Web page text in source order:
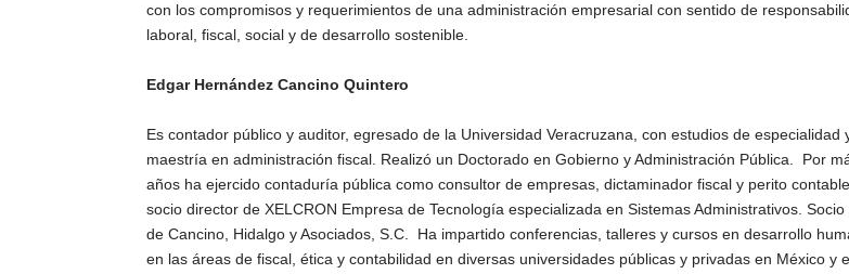
con los compromisos y requerimientos de una administración empresarial con sentido de
laboral, fiscal, social y de desarrollo sostenible.
Edgar Hernández Cancino Quintero
Es contador público y auditor, egresado de la Universidad Veracruzana, con estudios de especialidad
maestría en administración fiscal. Realizó un Doctorado en Gobierno y Administración Pública. Por
años ha ejercido contaduría pública como consultor de empresas, dictaminador fiscal y perito
socio director de XELCRON Empresa de Tecnología especializada en Sistemas Administrativos.
de Cancino, Hidalgo y Asociados, S.C. Ha impartido conferencias, talleres y cursos en desarrollo
en las áreas de fiscal, ética y contabilidad en diversas universidades públicas y privadas en México y